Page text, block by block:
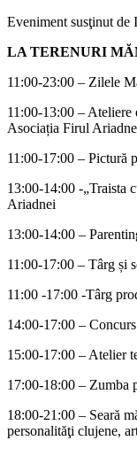
Eveniment susţinut de
LA TERENURI
11:00-23:00 – Zilele
11:00-13:00 –
Asociația Firul
11:00-17:00 – Pictură
13:00-14:00 -„Traista
Ariadnei
13:00-14:00 –
11:00-17:00 – Târg și
11:00 -17:00 -Târg
14:00-17:00 –
15:00-17:00 – Atelier
17:00-18:00 – Zumba
18:00-21:00 – Seară
personalităţi clujene,